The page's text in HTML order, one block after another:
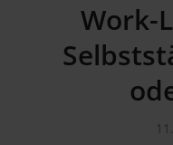
Work-